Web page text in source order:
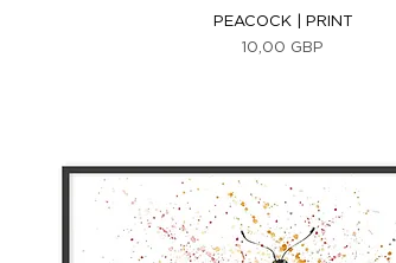
Vista rápida
PEACOCK | PRINT
Precio
10,00 GBP